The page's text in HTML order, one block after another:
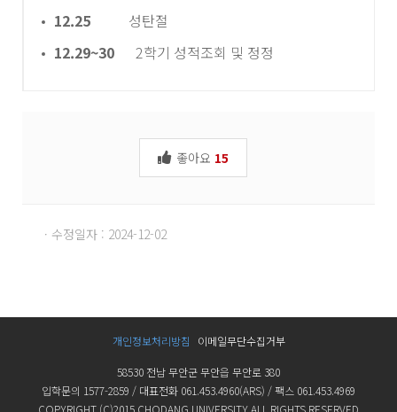
12.25
성탄절
12.29~30
2학기 성적조회 및 정정
좋아요 15
· 수정일자 : 2024-12-02
개인정보처리방침 이메일무단수집거부
58530 전남 무안군 무안읍 무안로 380
입학문의 1577-2859 / 대표전화 061.453.4960(ARS) / 팩스 061.453.4969
COPYRIGHT (C)2015 CHODANG UNIVERSITY ALL RIGHTS RESERVED